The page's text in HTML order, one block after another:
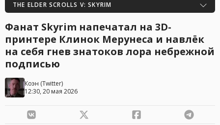
THE ELDER SCROLLS V: SKYRIM
Фанат Skyrim напечатал на 3D-
принтере Клинок Мерунеса и навлёк
на себя гнев знатоков лора небрежной
подписью
Коэн (Twitter)
12:30, 20 мая 2026